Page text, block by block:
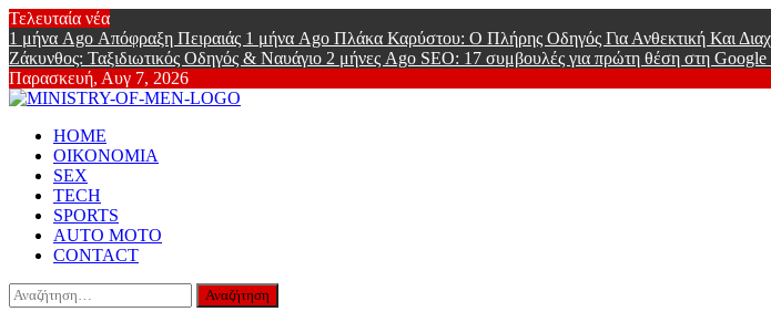
Skip
to
content
Τελευταία νέα
1 μήνα Ago Απόφραξη Πειραιάς 1 μήνα Ago Πλάκα Καρύστου: Ο Πλήρης Οδηγός Για Ανθεκτική Και
Ζάκυνθος: Ταξιδιωτικός Οδηγός & Ναυάγιο 2 μήνες Ago SEO: 17 συμβουλές για πρώτη θέση στη Google
Παρασκευή, Αυγ 7, 2026
Online Lifestyle περιοδικό για Aνδρες
Primary
Menu
HOME
ΟΙΚΟΝΟΜΙΑ
SEX
TECH
SPORTS
AUTO MOTO
CONTACT
Αναζήτηση
για: